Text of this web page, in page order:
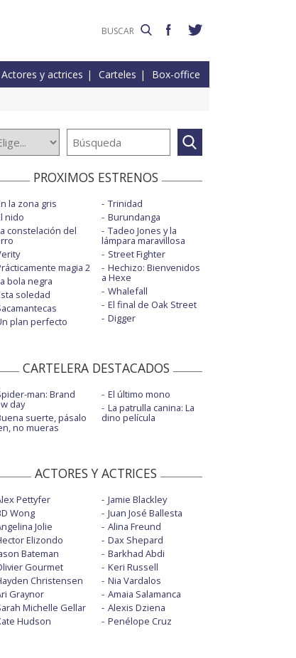
Actores y actrices Carteles Box-office
PROXIMOS ESTRENOS
la zona gris
nido
constelación del
magia 2
bola negra
soledad
plan perfecto
Trinidad
Burundanga
Tadeo Jones y la
lámpara maravillosa
Street Fighter
Hechizo: Bienvenidos
a Hexe
Whalefall
El final de Oak Street
Digger
CARTELERA DESTACADOS
man: Brand
day
suerte, pásalo
no mueras
El último mono
La patrulla canina: La
dino película
ACTORES Y ACTRICES
Pettyfer
Wong
Jolie
Elizondo
Bateman
Gourmet
Christensen
Graynor
Michelle Gellar
Hudson
Jamie Blackley
Juan José Ballesta
Alina Freund
Dax Shepard
Barkhad Abdi
Keri Russell
Nia Vardalos
Amaia Salamanca
Alexis Dziena
Penélope Cruz